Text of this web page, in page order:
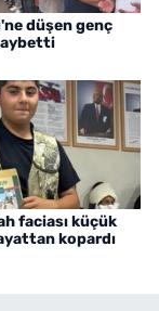
düşen genç
faciası küçük
kopardı